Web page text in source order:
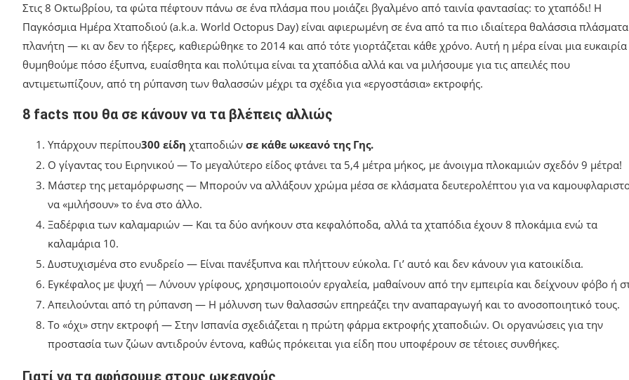
Στις 8 Οκτωβρίου, τα φώτα πέφτουν πάνω σε ένα πλάσμα που μοιάζει βγαλμένο από ταινία φαντασίας: το χταπόδι! Η
Παγκόσμια Ημέρα Χταποδιού (a.k.a. World Octopus Day) είναι αφιερωμένη σε ένα από τα πιο ιδιαίτερα θαλάσσια
πλανήτη — κι αν δεν το ήξερες, καθιερώθηκε το 2014 και από τότε γιορτάζεται κάθε χρόνο. Αυτή η μέρα είναι μια
θυμηθούμε πόσο έξυπνα, ευαίσθητα και πολύτιμα είναι τα χταπόδια αλλά και να μιλήσουμε για τις απειλές που
αντιμετωπίζουν, από τη ρύπανση των θαλασσών μέχρι τα σχέδια για «εργοστάσια» εκτροφής.
8 facts που θα σε κάνουν να τα βλέπεις αλλιώς
Υπάρχουν περίπου300 είδη χταποδιών σε κάθε ωκεανό της Γης.
Ο γίγαντας του Ειρηνικού — Το μεγαλύτερο είδος φτάνει τα 5,4 μέτρα μήκος, με άνοιγμα πλοκαμιών σχεδόν 9 μέτρα!
Μάστερ της μεταμόρφωσης — Μπορούν να αλλάξουν χρώμα μέσα σε κλάσματα δευτερολέπτου για να
να «μιλήσουν» το ένα στο άλλο.
Ξαδέρφια των καλαμαριών — Και τα δύο ανήκουν στα κεφαλόποδα, αλλά τα χταπόδια έχουν 8 πλοκάμια ενώ τα
καλαμάρια 10.
Δυστυχισμένα στο ενυδρείο — Είναι πανέξυπνα και πλήττουν εύκολα. Γι’ αυτό και δεν κάνουν για κατοικίδια.
Εγκέφαλος με ψυχή — Λύνουν γρίφους, χρησιμοποιούν εργαλεία, μαθαίνουν από την εμπειρία και δείχνουν φόβο ή
Απειλούνται από τη ρύπανση — Η μόλυνση των θαλασσών επηρεάζει την αναπαραγωγή και το ανοσοποιητικό τους.
Το «όχι» στην εκτροφή — Στην Ισπανία σχεδιάζεται η πρώτη φάρμα εκτροφής χταποδιών. Οι οργανώσεις για την
προστασία των ζώων αντιδρούν έντονα, καθώς πρόκειται για είδη που υποφέρουν σε τέτοιες συνθήκες.